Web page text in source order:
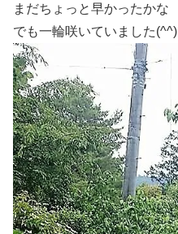
まだちょっと早かったかな
でも一輪咲いていました(^^)